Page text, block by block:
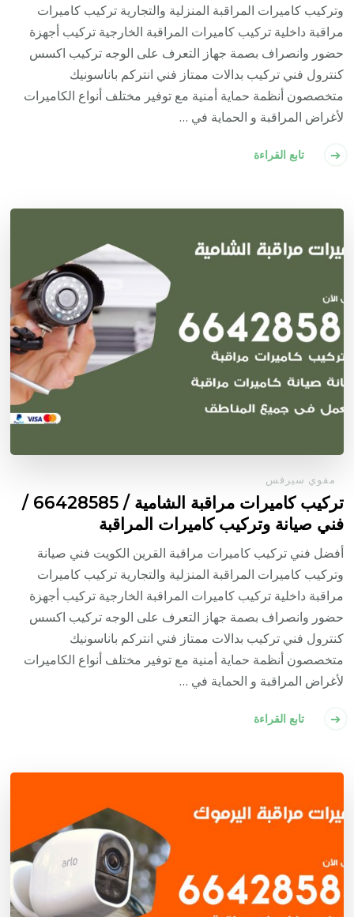
وتركيب كاميرات المراقبة المنزلية والتجارية تركيب كاميرات
مراقبة داخلية تركيب كاميرات المراقبة الخارجية تركيب أجهزة
حضور وانصراف بصمة جهاز التعرف على الوجه تركيب اكسس
كنترول فني تركيب بدالات ممتاز فني انتركم باناسونيك
متخصصون أنظمة حماية أمنية مع توفير مختلف أنواع الكاميرات
لأغراض المراقبة و الحماية في …
تابع القراءة
مقوي سيرفس
تركيب كاميرات مراقبة الشامية / 66428585 /
فني صيانة وتركيب كاميرات المراقبة
أفضل فني تركيب كاميرات مراقبة القرين الكويت فني صيانة
وتركيب كاميرات المراقبة المنزلية والتجارية تركيب كاميرات
مراقبة داخلية تركيب كاميرات المراقبة الخارجية تركيب أجهزة
حضور وانصراف بصمة جهاز التعرف على الوجه تركيب اكسس
كنترول فني تركيب بدالات ممتاز فني انتركم باناسونيك
متخصصون أنظمة حماية أمنية مع توفير مختلف أنواع الكاميرات
لأغراض المراقبة و الحماية في …
تابع القراءة